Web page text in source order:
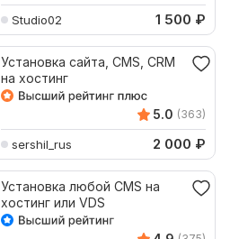
Studio02 1 500 ₽
Установка сайта, CMS, CRM
на хостинг
5.0 (363)
sershil_rus 2 000 ₽
Установка любой CMS на
хостинг или VDS